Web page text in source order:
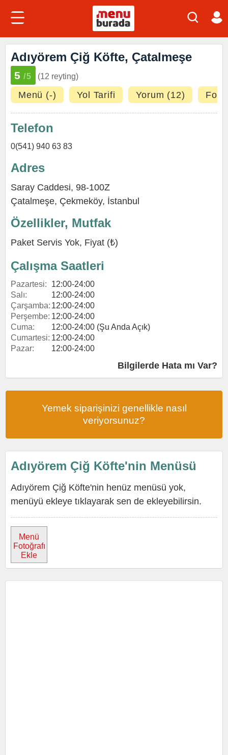
Adıyörem Çiğ Köfte, Çatalmeşe
5 /5 (12 reyting)
Menü (-) Yol Tarifi Yorum (12)
Telefon
0(541) 940 63 83
Adres
Saray Caddesi, 98-100Z
Çatalmeşe, Çekmeköy, İstanbul
Özellikler, Mutfak
Paket Servis Yok, Fiyat (₺)
Çalışma Saatleri
Pazartesi:
12:00-24:00
Salı:
12:00-24:00
Çarşamba: 12:00-24:00
Perşembe: 12:00-24:00
Cuma:
12:00-24:00 (Şu Anda Açık)
Cumartesi: 12:00-24:00
Pazar:
12:00-24:00
Bilgilerde Hata mı Var?
Yemek siparişinizi genellikle nasıl
veriyorsunuz?
Adıyörem Çiğ Köfte'nin Menüsü
Adıyörem Çiğ Köfte'nin henüz menüsü yok,
menüyü ekleye tıklayarak sen de ekleyebilirsin.
Menü
Fotoğrafı
Ekle